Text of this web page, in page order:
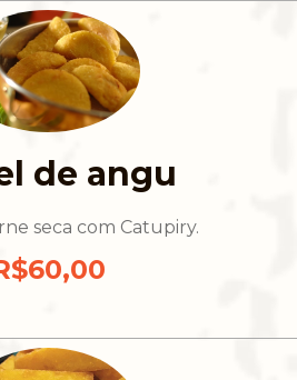
de angu
seca com Catupiry.